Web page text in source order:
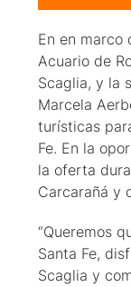
En en marco
Acuario de
Scaglia, y la
Marcela
turísticas
Fe. En la
la oferta
Carcarañá y
“Queremos
Santa Fe,
Scaglia y